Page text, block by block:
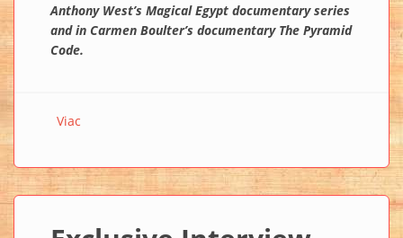
Anthony West’s Magical Egypt documentary series
and in Carmen Boulter’s documentary The Pyramid
Code.
Viac